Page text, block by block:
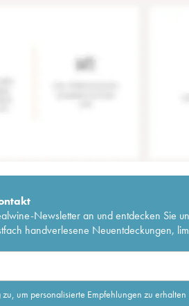
Newsletter an und entdecken Sie
handverlesene Neuentdeckungen,
um personalisierte Empfehlungen zu erhalten